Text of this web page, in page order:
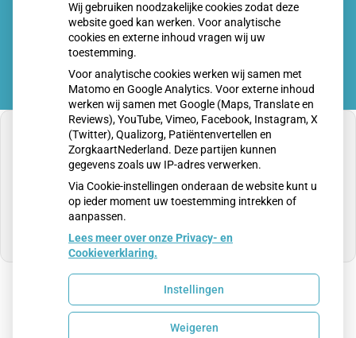
uitbraken fors gestegen
U heeft geen toestemming gegeven voor
externe inhoud die nodig is om dit te zien.
Cookie-instellingen wijzigen
Uw Zorg Online
Wij gebruiken noodzakelijke cookies zodat deze
website goed kan werken. Voor analytische
cookies en externe inhoud vragen wij uw
toestemming.
Voor analytische cookies werken wij samen met
Matomo en Google Analytics. Voor externe inhoud
werken wij samen met Google (Maps, Translate en
Reviews), YouTube, Vimeo, Facebook, Instagram, X
(Twitter), Qualizorg, Patiëntenvertellen en
ZorgkaartNederland. Deze partijen kunnen
gegevens zoals uw IP-adres verwerken.
Via Cookie-instellingen onderaan de website kunt u
op ieder moment uw toestemming intrekken of
aanpassen.
Lees meer over onze Privacy- en
Cookieverklaring.
Instellingen
Weigeren